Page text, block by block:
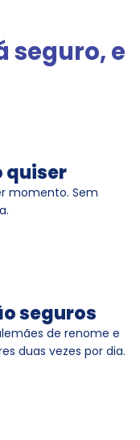
seguro, e
quiser
momento. Sem
seguros
de renome e
duas vezes por dia.